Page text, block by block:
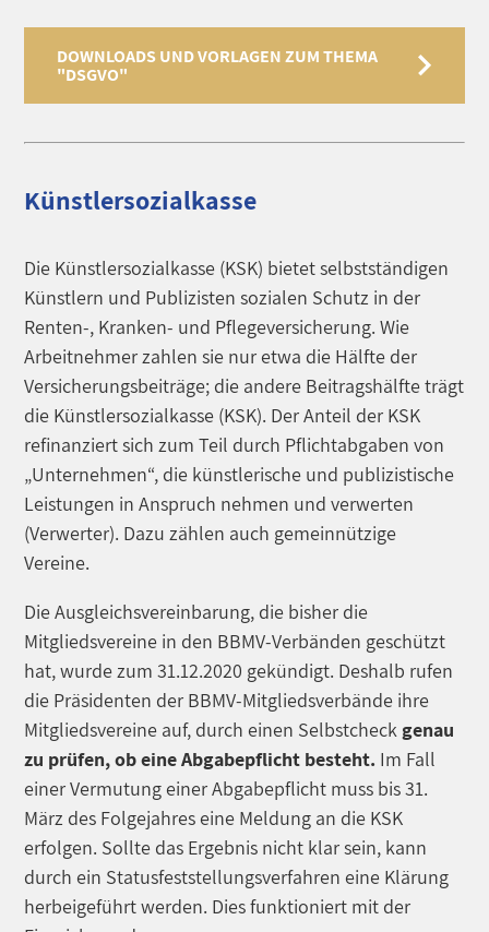
DOWNLOADS UND VORLAGEN ZUM THEMA
"DSGVO"
Künstlersozialkasse
Die Künstlersozialkasse (KSK) bietet selbstständigen
Künstlern und Publizisten sozialen Schutz in der
Renten-, Kranken- und Pflegeversicherung. Wie
Arbeitnehmer zahlen sie nur etwa die Hälfte der
Versicherungsbeiträge; die andere Beitragshälfte trägt
die Künstlersozialkasse (KSK). Der Anteil der KSK
refinanziert sich zum Teil durch Pflichtabgaben von
„Unternehmen“, die künstlerische und publizistische
Leistungen in Anspruch nehmen und verwerten
(Verwerter). Dazu zählen auch gemeinnützige
Vereine.
Die Ausgleichsvereinbarung, die bisher die
Mitgliedsvereine in den BBMV-Verbänden geschützt
hat, wurde zum 31.12.2020 gekündigt. Deshalb rufen
die Präsidenten der BBMV-Mitgliedsverbände ihre
Mitgliedsvereine auf, durch einen Selbstcheck genau
zu prüfen, ob eine Abgabepflicht besteht. Im Fall
einer Vermutung einer Abgabepflicht muss bis 31.
März des Folgejahres eine Meldung an die KSK
erfolgen. Sollte das Ergebnis nicht klar sein, kann
durch ein Statusfeststellungsverfahren eine Klärung
herbeigeführt werden. Dies funktioniert mit der